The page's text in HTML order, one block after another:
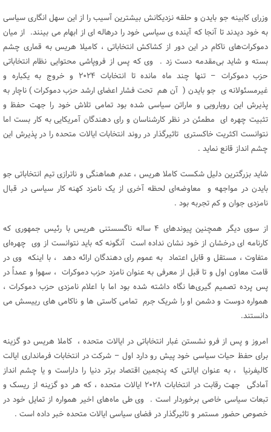
وزرای کابینه جو بایدن و حلقه نزدیکانش بیشترین آسیب را از این سهل انگاری سیاسی
به خود دیدند تا آنجا که آینده ی سیاسی خود را درهاله ای از ابهام می بینند. از میان
دموکرات‌های ناکام در این دور از کشاکش انتخاباتی ، کامیلا هریس به قماری چشم
بسته و شاید بی‌مقدمه دست زد . وی که پس از فروپاشی محتوایی نظام انتخاباتی
حزب دموکرات – تنها چند ماه مانده تا انتخابات ۲۰۲۴ و خروج به یکباره و
غیرمسئولانه ی جو بایدن ( آن هم تحت فشار اعضای ارشد حزب دموکرات ) ناچار به
پذیرش این رویارویی و ماراتن سیاسی شده بود تمامی تلاش خود را جهت حفظ و
تثبیت چهره ای مطمئن در نظر کارشناسان و رای دهندگان آمریکایی به کار بست اما
نتوانست اکثریت خاکستری تاثیرگذار در روند انتخابات ایالات متحده را در پذیرش این
چشم انداز قانع نماید .
شاید بزرگترین دلیل شکست کاملا هریس ، عدم هماهنگی و ناترازی تیم انتخاباتی جو
بایدن در مواجهه و معاوضه‌ای لحظه آخری از یک نامزد کهنه کار سیاسی در قبال
نامزدی جوان و کم تجربه بود .
از سوی دیگر همچنین پیوندهای ۴ ساله ناگسستنی هریس با رئیس جمهوری که
کارنامه ای درخشان از خود نشان نداده است آنگونه که باید نتوانست از وی چهره‌ای
متفاوت ، مستقل و قابل اعتماد به عموم رای دهندگان ارائه دهد ، با اینکه وی در
قامت معاون اول و تا قبل از معرفی به عنوان نامزد حزب دموکرات ، سهوا و عمداً در
پس پرده تصمیم گیری‌ها نگاه داشته شده بود اما با اعلام نامزدی حزب دموکرات ،
همواره دوست و دشمن او را شریک جرم تمامی کاستی ها و ناکامی های رییسش می
دانستند.
امروز و پس از فرو نشستن غبار انتخاباتی در ایالات متحده ، کاملا هریس دو گزینه
برای حفظ حیات سیاسی خود پیش رو دارد اول – شرکت در انتخابات فرمانداری ایالت
کالیفرنیا ، به عنوان ایالتی که پنجمین اقتصاد برتر دنیا را داراست و یا چشم انداز
آمادگی جهت رقابت در انتخابات ۲۰۲۸ ایالات متحده ، که هر دو گزینه از ریسک و
تبعات سیاسی خاصی برخوردار است . وی طی ماه‌های اخیر همواره از تمایل خود در
خصوص حضور مستمر و تاثیرگذار در فضای سیاسی ایالات متحده خبر داده است .